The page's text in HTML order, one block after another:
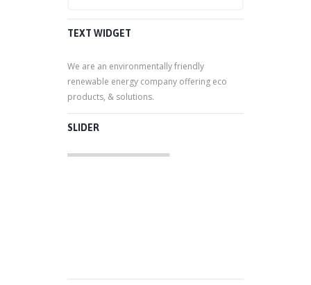
TEXT WIDGET
We are an environmentally friendly
renewable energy company offering eco
products, & solutions.
SLIDER